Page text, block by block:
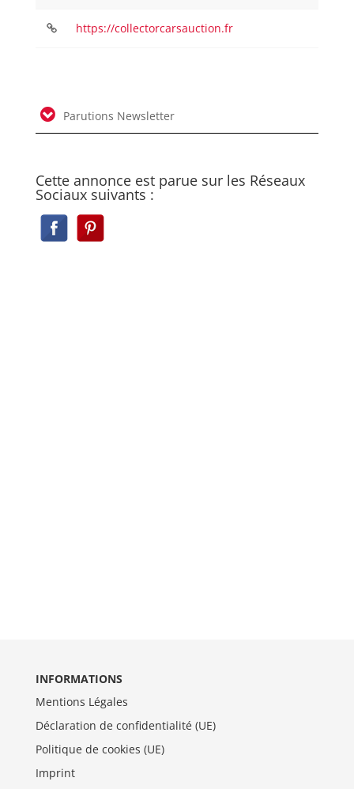
https://collectorcarsauction.fr
Parutions Newsletter
Cette annonce est parue sur les Réseaux
Sociaux suivants :
INFORMATIONS
Mentions Légales
Déclaration de confidentialité (UE)
Politique de cookies (UE)
Imprint